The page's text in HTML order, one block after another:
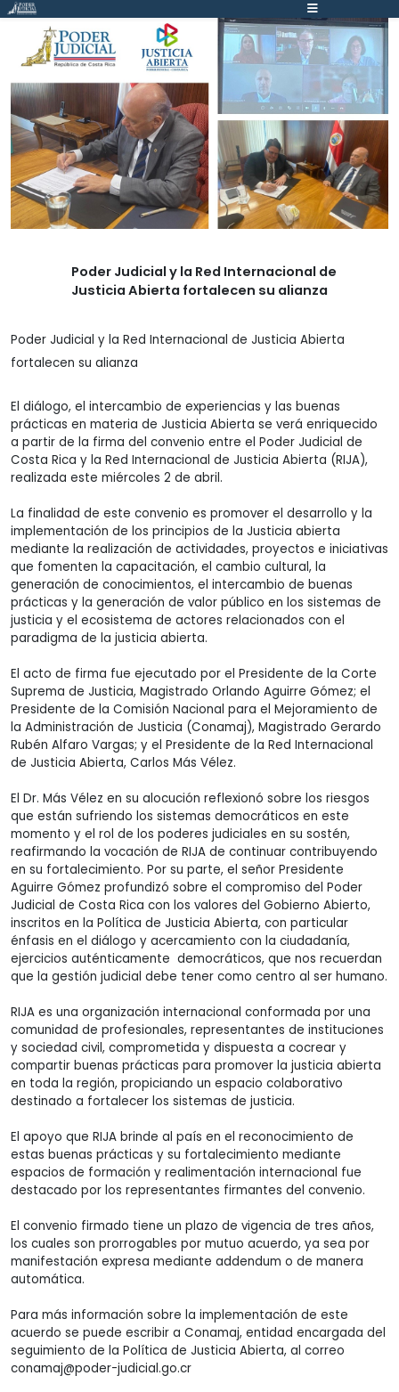
Atención:
sitio
con
un
sistema
de
accesibilidad.
Poder Judicial y la Red Internacional de
Justicia Abierta fortalecen su alianza
Poder Judicial y la Red Internacional de Justicia Abierta
fortalecen su alianza
El diálogo, el intercambio de experiencias y las buenas
prácticas en materia de Justicia Abierta se verá enriquecido
a partir de la firma del convenio entre el Poder Judicial de
Costa Rica y la Red Internacional de Justicia Abierta (RIJA),
realizada este miércoles 2 de abril.
La finalidad de este convenio es promover el desarrollo y la
implementación de los principios de la Justicia abierta
mediante la realización de actividades, proyectos e iniciativas
que fomenten la capacitación, el cambio cultural, la
generación de conocimientos, el intercambio de buenas
prácticas y la generación de valor público en los sistemas de
justicia y el ecosistema de actores relacionados con el
paradigma de la justicia abierta.
El acto de firma fue ejecutado por el Presidente de la Corte
Suprema de Justicia, Magistrado Orlando Aguirre Gómez; el
Presidente de la Comisión Nacional para el Mejoramiento de
la Administración de Justicia (Conamaj), Magistrado Gerardo
Rubén Alfaro Vargas; y el Presidente de la Red Internacional
de Justicia Abierta, Carlos Más Vélez.
El Dr. Más Vélez en su alocución reflexionó sobre los riesgos
que están sufriendo los sistemas democráticos en este
momento y el rol de los poderes judiciales en su sostén,
reafirmando la vocación de RIJA de continuar contribuyendo
en su fortalecimiento. Por su parte, el señor Presidente
Aguirre Gómez profundizó sobre el compromiso del Poder
Judicial de Costa Rica con los valores del Gobierno Abierto,
inscritos en la Política de Justicia Abierta, con particular
énfasis en el diálogo y acercamiento con la ciudadanía,
ejercicios auténticamente democráticos, que nos recuerdan
que la gestión judicial debe tener como centro al ser humano.
RIJA es una organización internacional conformada por una
comunidad de profesionales, representantes de instituciones
y sociedad civil, comprometida y dispuesta a cocrear y
compartir buenas prácticas para promover la justicia abierta
en toda la región, propiciando un espacio colaborativo
destinado a fortalecer los sistemas de justicia.
El apoyo que RIJA brinde al país en el reconocimiento de
estas buenas prácticas y su fortalecimiento mediante
espacios de formación y realimentación internacional fue
destacado por los representantes firmantes del convenio.
El convenio firmado tiene un plazo de vigencia de tres años,
los cuales son prorrogables por mutuo acuerdo, ya sea por
manifestación expresa mediante addendum o de manera
automática.
Para más información sobre la implementación de este
acuerdo se puede escribir a Conamaj, entidad encargada del
seguimiento de la Política de Justicia Abierta, al correo
conamaj@poder-judicial.go.cr